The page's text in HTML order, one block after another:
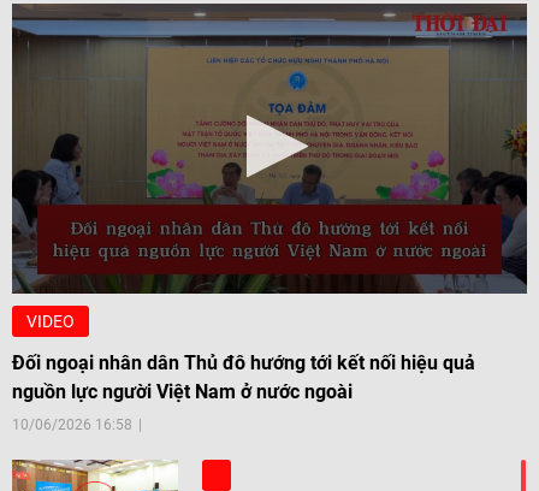
VIDEO
Đối ngoại nhân dân Thủ đô hướng tới kết nối hiệu quả
nguồn lực người Việt Nam ở nước ngoài
10/06/2026 16:58